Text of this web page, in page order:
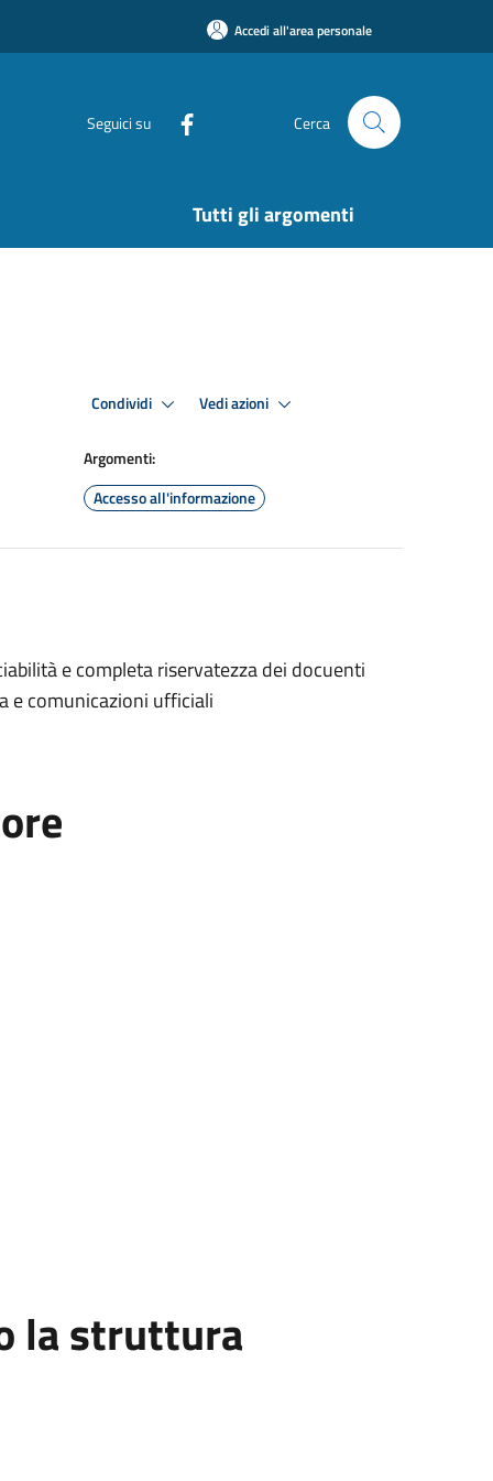
Accedi all'area personale
Seguici su Cerca
Tutti gli argomenti
Condividi Vedi azioni
Argomenti:
Accesso all'informazione
e completa riservatezza dei docuenti
e comunicazioni ufficiali
la struttura